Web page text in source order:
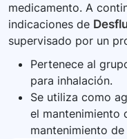
de este
medicamento. A
indicaciones de
supervisado por un
Pertenece al
para inhalación.
Se utiliza como
el mantenimiento
mantenimiento